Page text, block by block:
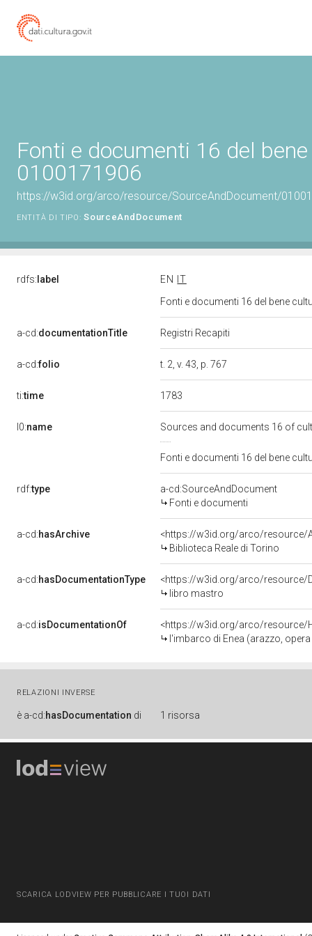
Fonti e documenti 16 del
0100171906
https://w3id.org/arco/resource/SourceAndDocument/
ENTITÀ DI TIPO: SourceAndDocument
rdfs: label EN
IT
Fonti e documenti 16 del bene
a-cd:documentationTitle Registri Recapiti
a-cd:folio t. 2, v. 43, p. 767
ti:time 1783
l0:name Sources and documents 16 of
Fonti e documenti 16 del bene
rdf:type
a-cd:SourceAndDocument
Fonti e documenti
a-cd:hasArchive
<https://w3id.org/arco/resource/
Biblioteca Reale di Torino
a-cd:hasDocumentationType
<https://w3id.org/arco/resource/
libro mastro
a-cd:isDocumentationOf
<https://w3id.org/arco/resource/
l'imbarco di Enea (arazzo, opera isolata) di
RELAZIONI INVERSE
è a-cd:hasDocumentation di 1 risorsa
SCARICA LODVIEW PER PUBBLICARE I TUOI DATI